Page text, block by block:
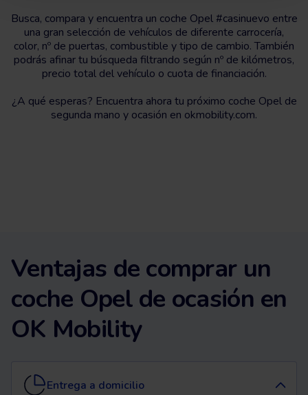
Busca, compara y encuentra un coche Opel #casinuevo entre
una gran selección de vehículos de diferente carrocería,
color, nº de puertas, combustible y tipo de cambio. También
podrás afinar tu búsqueda filtrando según nº de kilómetros,
precio total del vehículo o cuota de financiación.
¿A qué esperas? Encuentra ahora tu próximo coche Opel de
segunda mano y ocasión en okmobility.com.
Ventajas de comprar un
coche Opel de ocasión en
OK Mobility
Entrega a domicilio